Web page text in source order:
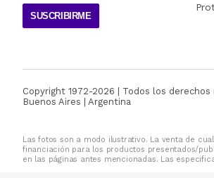
SUSCRIBIRME
Copyright 1972-2026 | Todos los derechos
Buenos Aires | Argentina
Las fotos son a modo ilustrativo. La venta de
financiación para los productos presentados/
en las páginas antes mencionadas. Las